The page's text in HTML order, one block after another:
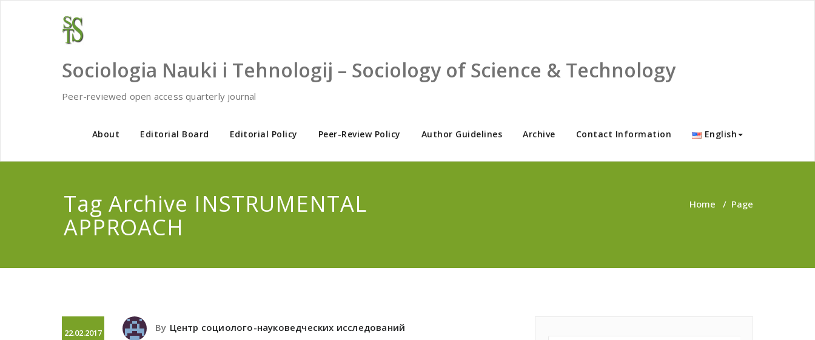
Sociologia Nauki i Tehnologij – Sociology of Science & Technology
Peer-reviewed open access quarterly journal
About Editorial Board Editorial Policy Peer-Review Policy Author Guidelines Archive Contact Information English
Tag Archive INSTRUMENTAL
APPROACH
Home / Page
22.02.2017 By Центр социолого-науковедческих исследований